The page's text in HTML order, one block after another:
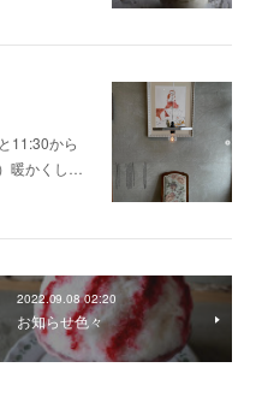
11:30から
暖かくし…
2022.09.08 02:20
お知らせ色々